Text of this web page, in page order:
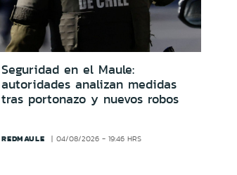
Seguridad en el Maule:
autoridades analizan medidas
tras portonazo y nuevos robos
REDMAULE 04/08/2026 - 19:46 HRS